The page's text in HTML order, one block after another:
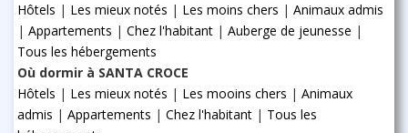
Hôtels | Les mieux notés | Les moins chers | Animaux admis
| Appartements | Chez l'habitant | Auberge de jeunesse |
Tous les hébergements
Où dormir à SANTA CROCE
Hôtels | Les mieux notés | Les mooins chers | Animaux
admis | Appartements | Chez l'habitant | Tous les